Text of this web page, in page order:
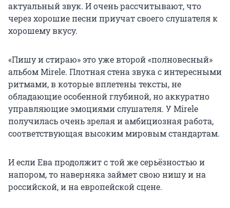
актуальный звук. И очень рассчитывают, что
через хорошие песни приучат своего слушателя к
хорошему вкусу.
«Пишу и стираю» это уже второй «полновесный»
альбом Mirele. Плотная стена звука с интересными
ритмами, в которые вплетены тексты, не
обладающие особенной глубиной, но аккуратно
управляющие эмоциями слушателя. У Mirele
получилась очень зрелая и амбициозная работа,
соответствующая высоким мировым стандартам.
И если Ева продолжит с той же серьёзностью и
напором, то наверняка займет свою нишу и на
российской, и на европейской сцене.